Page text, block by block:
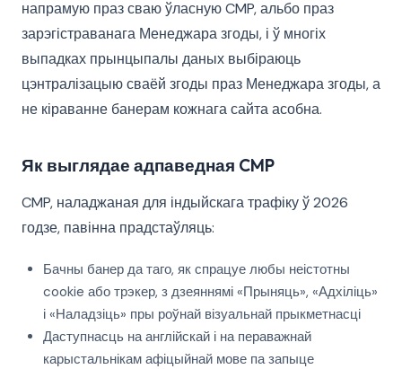
напрамую праз сваю ўласную CMP, альбо праз
зарэгістраванага Менеджара згоды, і ў многіх
выпадках прынцыпалы даных выбіраюць
цэнтралізацыю сваёй згоды праз Менеджара згоды, а
не кіраванне банерам кожнага сайта асобна.
Як выглядае адпаведная CMP
CMP, наладжаная для індыйскага трафіку ў 2026
годзе, павінна прадстаўляць:
Бачны банер да таго, як спрацуе любы неістотны
cookie або трэкер, з дзеяннямі «Прыняць», «Адхіліць»
і «Наладзіць» пры роўнай візуальнай прыкметнасці
Даступнасць на англійскай і на пераважнай
карыстальнікам афіцыйнай мове па запыце